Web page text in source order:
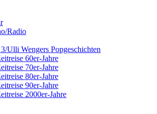
Radio
Ulli Wengers Popgeschichten
60er-Jahre
70er-Jahre
80er-Jahre
90er-Jahre
2000er-Jahre